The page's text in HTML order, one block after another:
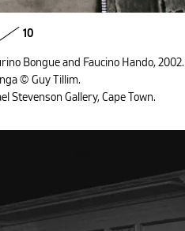
10
Bongue and Faucino Hando, 2002.
© Guy Tillim.
Stevenson Gallery, Cape Town.